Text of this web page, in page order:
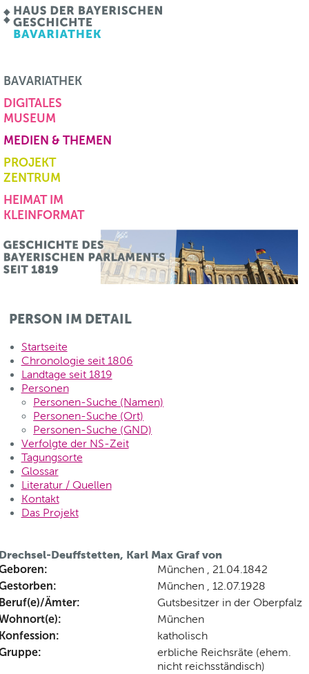
BAVARIATHEK
DIGITALES
MUSEUM
MEDIEN & THEMEN
PROJEKT
ZENTRUM
HEIMAT IM
KLEINFORMAT
PERSON IM DETAIL
Startseite
Chronologie seit 1806
Landtage seit 1819
Personen
Personen-Suche (Namen)
Personen-Suche (Ort)
Personen-Suche (GND)
Verfolgte der NS-Zeit
Tagungsorte
Glossar
Literatur / Quellen
Kontakt
Das Projekt
Deuffstetten, Karl Max Graf von
München , 21.04.1842
München , 12.07.1928
Ämter: Gutsbesitzer in der Oberpfalz
München
katholisch
erbliche Reichsräte (ehem.
nicht reichsständisch)